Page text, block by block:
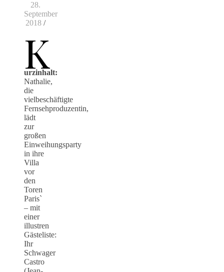
28.
September
2018 /
K
urzinhalt:
Nathalie,
die
vielbeschäftigte
Fernsehproduzentin,
lädt
zur
großen
Einweihungsparty
in ihre
Villa
vor
den
Toren
Paris`
– mit
einer
illustren
Gästeliste:
Ihr
Schwager
Castro